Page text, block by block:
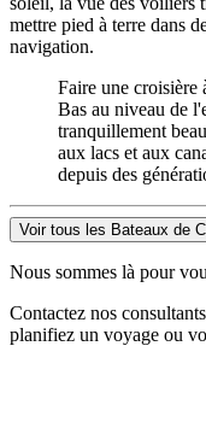
mettre pied à terre dans
navigation.
Faire une croisière
Bas au niveau de
tranquillement
aux lacs et aux
depuis des
Voir tous les Bateaux de
Nous sommes là pour
Contactez nos
planifiez un voyage ou